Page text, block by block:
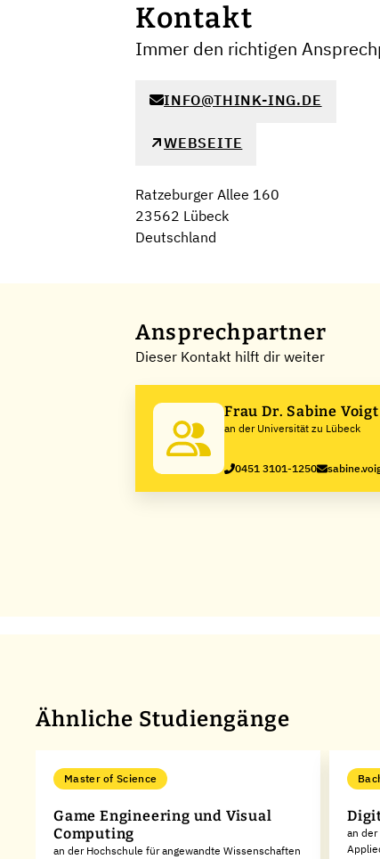
Kontakt
Immer den richtigen
INFO@THINK-ING.DE
WEBSEITE
Ratzeburger Allee 160
23562 Lübeck
Deutschland
Ansprechpartner
Dieser Kontakt hilft dir weiter
Frau Dr. Sabine Voigt
an der Universität zu Lübeck
0451 3101-1250
Ähnliche Studiengänge
Master of Science
Game Engineering und Visual
Computing
an der Hochschule für angewandte Wissenschaften
an